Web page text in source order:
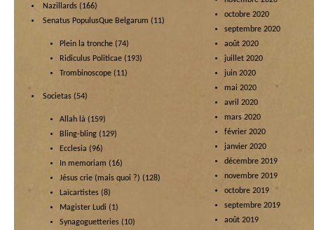
Nazillards (166)
Senatus PopulusQue Belgarum (11)
Plein la tronche (74)
Ridiculus Politicae (193)
Trombinoscope (11)
Societas (54)
Allah là (159)
Bling-bling (129)
Ecclesia (96)
In memoriam (16)
Jésus crie (mais quoi ?) (128)
Laïcartistes (8)
Magister Ludi (1)
Synagoguetteries (10)
octobre 2020
septembre 2020
août 2020
juillet 2020
juin 2020
mai 2020
avril 2020
mars 2020
février 2020
janvier 2020
décembre 2019
novembre 2019
octobre 2019
septembre 2019
août 2019